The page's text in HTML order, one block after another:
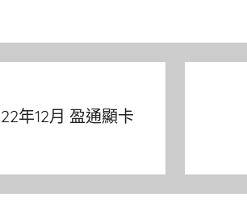
年12月 盈通顯卡